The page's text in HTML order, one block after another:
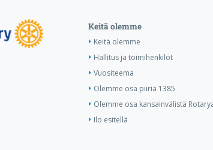
Keitä olemme
Keitä olemme
Hallitus ja toimihenkilöt
Vuositeema
Olemme osa piiriä 1385
Olemme osa kansainvälistä
Ilo esitellä